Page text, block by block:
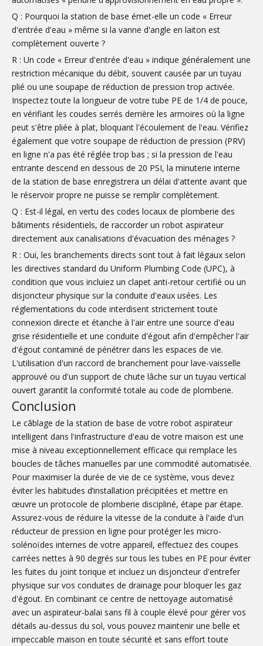
Q : Pourquoi la station de base émet-elle un code « Erreur
d'entrée d'eau » même si la vanne d'angle en laiton est
complètement ouverte ?
R : Un code « Erreur d'entrée d'eau » indique généralement une
restriction mécanique du débit, souvent causée par un tuyau
plié ou une soupape de réduction de pression trop activée.
Inspectez toute la longueur de votre tube PE de 1/4 de pouce,
en vérifiant les coudes serrés derrière les armoires où la ligne
peut s'être pliée à plat, bloquant l'écoulement de l'eau. Vérifiez
également que votre soupape de réduction de pression (PRV)
en ligne n'a pas été réglée trop bas ; si la pression de l'eau
entrante descend en dessous de 20 PSI, la minuterie interne
de la station de base enregistrera un délai d'attente avant que
le réservoir propre ne puisse se remplir complètement.
Q : Est-il légal, en vertu des codes locaux de plomberie des
bâtiments résidentiels, de raccorder un robot aspirateur
directement aux canalisations d'évacuation des ménages ?
R : Oui, les branchements directs sont tout à fait légaux selon
les directives standard du Uniform Plumbing Code (UPC), à
condition que vous incluiez un clapet anti-retour certifié ou un
disjoncteur physique sur la conduite d'eaux usées. Les
réglementations du code interdisent strictement toute
connexion directe et étanche à l'air entre une source d'eau
grise résidentielle et une conduite d'égout afin d'empêcher l'air
d'égout contaminé de pénétrer dans les espaces de vie.
L'utilisation d'un raccord de branchement pour lave-vaisselle
approuvé ou d'un support de chute lâche sur un tuyau vertical
ouvert garantit la conformité totale au code de plomberie.
Conclusion
Le câblage de la station de base de votre robot aspirateur
intelligent dans l'infrastructure d'eau de votre maison est une
mise à niveau exceptionnellement efficace qui remplace les
boucles de tâches manuelles par une commodité automatisée.
Pour maximiser la durée de vie de ce système, vous devez
éviter les habitudes d’installation précipitées et mettre en
œuvre un protocole de plomberie discipliné, étape par étape.
Assurez-vous de réduire la vitesse de la conduite à l'aide d'un
réducteur de pression en ligne pour protéger les micro-
solénoïdes internes de votre appareil, effectuez des coupes
carrées nettes à 90 degrés sur tous les tubes en PE pour éviter
les fuites du joint torique et incluez un disjoncteur d'entrefer
physique sur vos conduites de drainage pour bloquer les gaz
d'égout. En combinant ce centre de nettoyage automatisé
avec un aspirateur-balai sans fil à couple élevé pour gérer vos
détails au-dessus du sol, vous pouvez maintenir une belle et
impeccable maison en toute sécurité et sans effort toute